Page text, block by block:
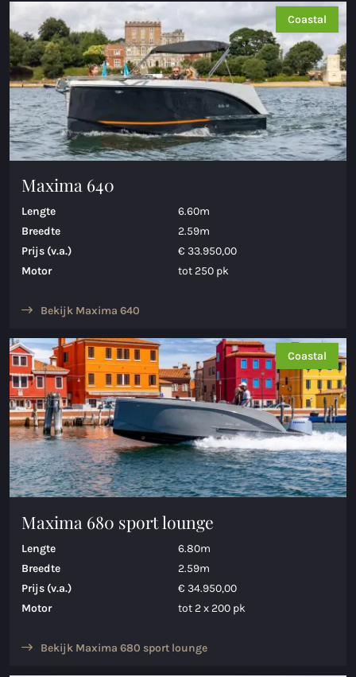
Maxima 37 cabin
Alle Coastal modellen
Sloepen
Maxima 490
Maxima 620 Retro MC
Maxima 630 NEW
Maxima 720 retro
Maxima 730
Maxima 730I
Maxima 820 retro
Maxima 920 cabin
Maxima 650 Flying Lounge
Maxima 750 Flying Lounge
Alle Inland modellen
Elektrische sloepen
Maxima 640
Lengte
6.60m
Breedte
2.59m
Prijs (v.a.)
€ 33.950,00
Motor
tot 250 pk
Bekijk Maxima 640
Coastal
Maxima 680 sport lounge
Lengte
6.80m
Breedte
2.59m
Prijs (v.a.)
€ 34.950,00
Motor
tot 2 x 200 pk
Bekijk Maxima 680 sport lounge
Coastal